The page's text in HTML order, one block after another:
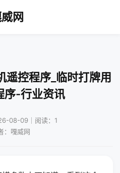
网
遥控程序_临时打牌用
序-行业资讯
08-09｜阅读：1
：嘎威网